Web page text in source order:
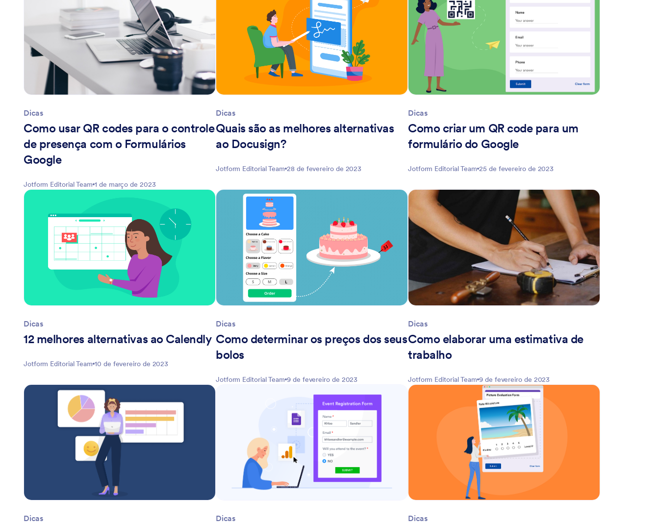
Dicas
Como usar QR codes para o controle
de presença com o Formulários
Google
Jotform Editorial Team 1 de março de 2023
Dicas
Quais são as melhores alternativas
ao Docusign?
Jotform Editorial Team 28 de fevereiro de 2023
Dicas
Como criar um QR code para um
formulário do Google
Jotform Editorial Team 25 de fevereiro de 2023
Dicas
12 melhores alternativas ao Calendly
Jotform Editorial Team 10 de fevereiro de 2023
Dicas
Como determinar os preços dos seus
bolos
Jotform Editorial Team 9 de fevereiro de 2023
Dicas
Como elaborar uma estimativa de
trabalho
Jotform Editorial Team 9 de fevereiro de 2023
Dicas Dicas Dicas